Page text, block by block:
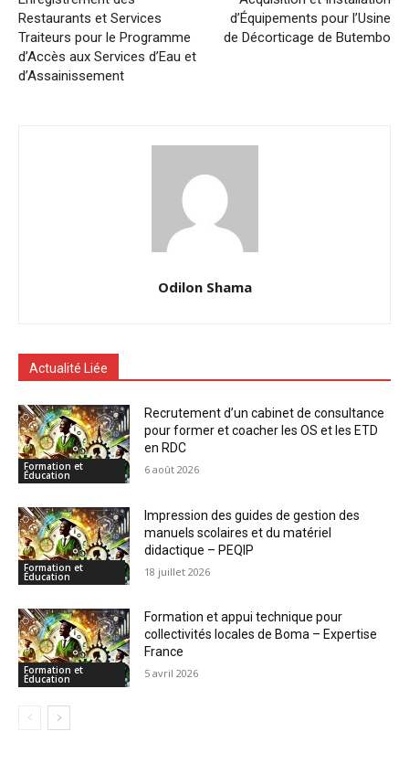
Restaurants et Services
Traiteurs pour le Programme
d’Accès aux Services d’Eau et
d’Assainissement
d’Équipements pour l’Usine
de Décorticage de Butembo
Odilon Shama
Actualité Liée
Formation et
Éducation
Recrutement d’un cabinet de consultance
pour former et coacher les OS et les ETD
en RDC
6 août 2026
Formation et
Éducation
Impression des guides de gestion des
manuels scolaires et du matériel
didactique – PEQIP
18 juillet 2026
Formation et
Éducation
Formation et appui technique pour
collectivités locales de Boma – Expertise
France
5 avril 2026